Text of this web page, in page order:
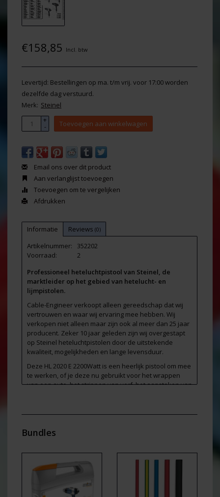
€158,85 Incl. btw
Levertijd: Bestellingen op ma. t/m vrij. voor 17:00 worden
dezelfde dag verstuurd.
Merk: Steinel
+
- Toevoegen aan winkelwagen
Email ons over dit product
Aan verlanglijst toevoegen
Toevoegen om te vergelijken
Afdrukken
Informatie Reviews (0)
Artikelnummer:
352202
Voorraad:
2
Professioneel heteluchtpistool van Steinel, de
marktleider op het gebied van hetelucht- en
lijmpistolen.
Cable-Engineer verkoopt alleen gereedschap dat wij
vertrouwen en waar wij ervaring mee hebben. Wij
verkopen niet alleen maar zijn ook al meer dan 25 jaar
producent. Zeker 10 jaar geleden zijn wij overgestapt
op Steinel heteluchtpistolen door de uitstekende
kwaliteit, mogelijkheden en lange levensduur.
Deze HL 2020 E 2200Watt is een heerlijk pistool om mee
te werken, of je deze nu gebruikt voor het wrappen
van een auto, het strippen van verf, het aansteken van
Door de keramische verwarming met borstelmotor en
output van 2200W. is dit pistool erg snel klaar voor
gebruik. De temperatuur is traploos in te stellen van 80
om de luchtstroom te regelen van 150 tot 500l l/min. Met
de speciale joystick kan je de temperatuur en de
luchtstroom eenvoudig met 1 hand bedienen en dit is
keurig zichtbaar op het grote digitale lcd-scherm. Voor
de veiligheid is dit pistool uitgerust met een aanduiding
Bundles